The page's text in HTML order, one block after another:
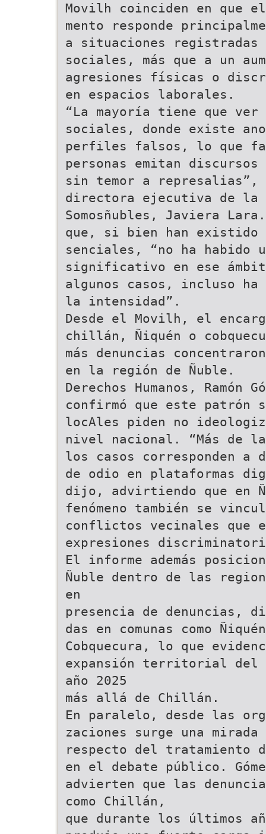
Movilh coinciden en que
mento responde
a situaciones registradas
sociales, más que a un
agresiones físicas o
en espacios laborales.
“La mayoría tiene que ver
sociales, donde existe
perfiles falsos, lo que
personas emitan discursos
sin temor a
directora ejecutiva de la
Somosñubles, Javiera
que, si bien han existido
senciales, “no ha habido
significativo en ese
algunos casos, incluso ha
la intensidad”.
Desde el Movilh, el
chillán, Ñiquén o
más denuncias
en la región de Ñuble.
Derechos Humanos, Ramón
confirmó que este patrón
locAles piden no
nivel nacional. “Más de
los casos corresponden a
de odio en plataformas
dijo, advirtiendo que en
fenómeno también se
conflictos vecinales que
expresiones
El informe además
Ñuble dentro de las
en
presencia de denuncias,
das en comunas como
Cobquecura, lo que
expansión territorial del
año 2025
más allá de Chillán.
En paralelo, desde las
zaciones surge una
respecto del tratamiento
en el debate público.
advierten que las
como Chillán,
que durante los últimos